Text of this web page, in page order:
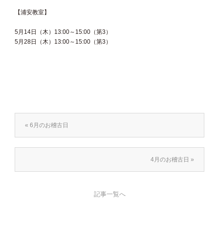
【浦安教室】
5月14日（木）13:00～15:00（第3）
5月28日（木）13:00～15:00（第3）
« 6月のお稽古日
4月のお稽古日 »
記事一覧へ